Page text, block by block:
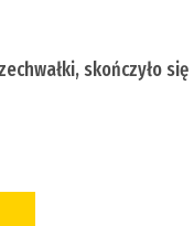
skończyło się